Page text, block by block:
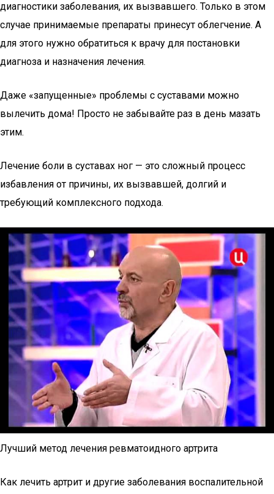
диагностики заболевания, их вызвавшего. Только в этом
случае принимаемые препараты принесут облегчение. А
для этого нужно обратиться к врачу для постановки
диагноза и назначения лечения.
Даже «запущенные» проблемы с суставами можно
вылечить дома! Просто не забывайте раз в день мазать
этим.
Лечение боли в суставах ног — это сложный процесс
избавления от причины, их вызвавшей, долгий и
требующий комплексного подхода.
Лучший метод лечения ревматоидного артрита
Как лечить артрит и другие заболевания воспалительной